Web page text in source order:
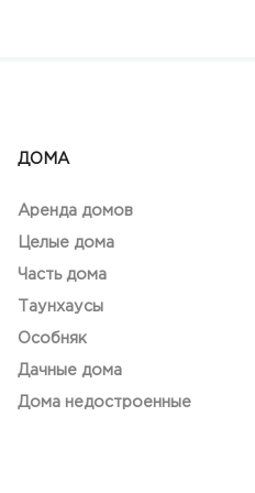
ДОМА
Аренда домов
Целые дома
Часть дома
Таунхаусы
Особняк
Дачные дома
Дома недостроенные